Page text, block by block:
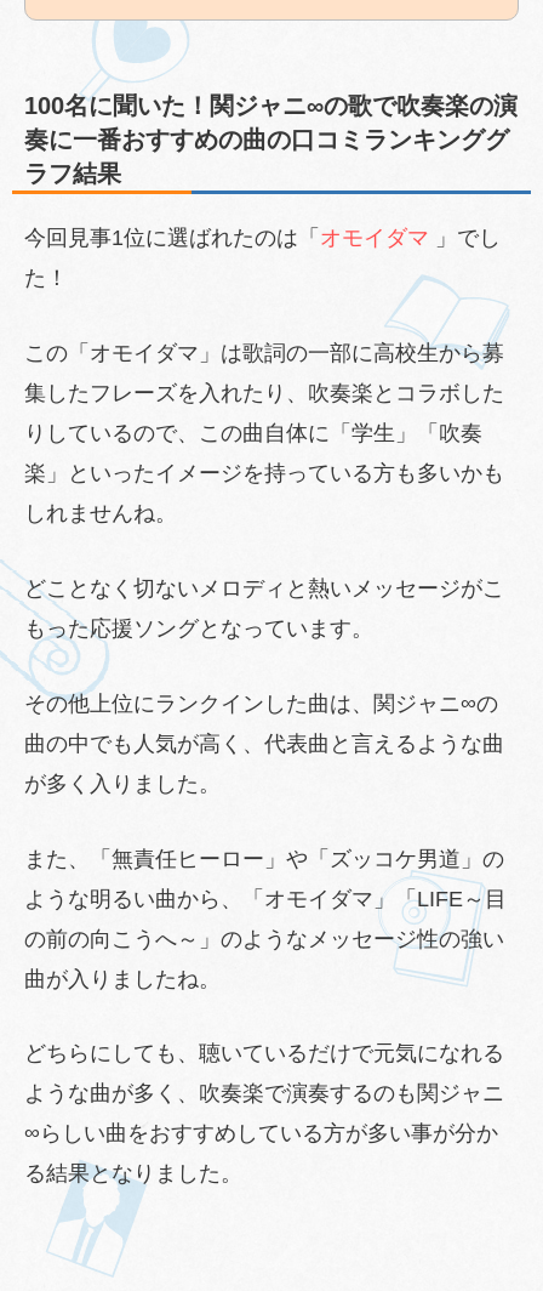
100名に聞いた！関ジャニ∞の歌で吹奏楽の演
奏に一番おすすめの曲の口コミランキンググ
ラフ結果
今回見事1位に選ばれたのは「 オモイダマ 」でし
た！
この「オモイダマ」は歌詞の一部に高校生から募
集したフレーズを入れたり、吹奏楽とコラボした
りしているので、この曲自体に「学生」「吹奏
楽」といったイメージを持っている方も多いかも
しれませんね。
どことなく切ないメロディと熱いメッセージがこ
もった応援ソングとなっています。
その他上位にランクインした曲は、関ジャニ∞の
曲の中でも人気が高く、代表曲と言えるような曲
が多く入りました。
また、「無責任ヒーロー」や「ズッコケ男道」の
ような明るい曲から、「オモイダマ」「LIFE～目
の前の向こうへ～」のようなメッセージ性の強い
曲が入りましたね。
どちらにしても、聴いているだけで元気になれる
ような曲が多く、吹奏楽で演奏するのも関ジャニ
∞らしい曲をおすすめしている方が多い事が分か
る結果となりました。